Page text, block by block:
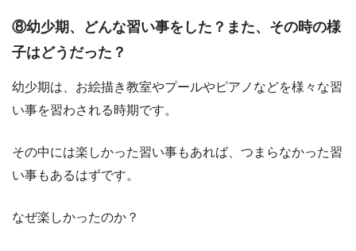
⑧幼少期、どんな習い事をした？また、その時の様
子はどうだった？
幼少期は、お絵描き教室やプールやピアノなどを様々な習
い事を習わされる時期です。
その中には楽しかった習い事もあれば、つまらなかった習
い事もあるはずです。
なぜ楽しかったのか？